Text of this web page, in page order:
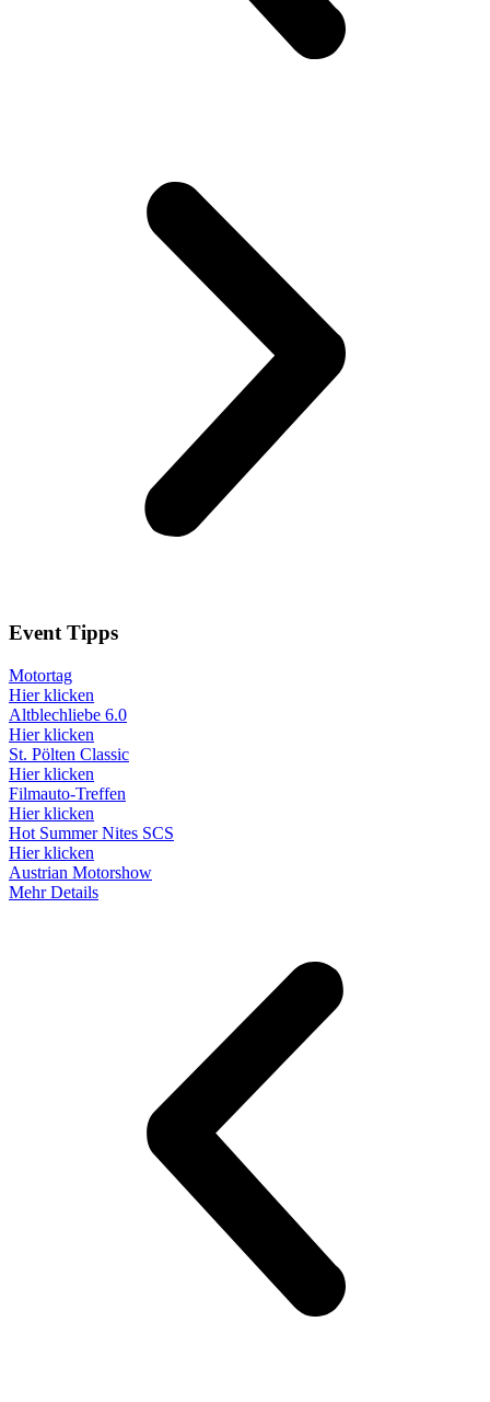
Event Tipps
Motortag
Hier klicken
Altblechliebe 6.0
Hier klicken
St. Pölten Classic
Hier klicken
Filmauto-Treffen
Hier klicken
Hot Summer Nites SCS
Hier klicken
Austrian Motorshow
Mehr Details